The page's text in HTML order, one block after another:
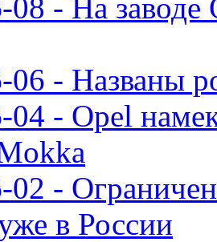
08 - На заводе
06 - Названы
- Opel
02 -
в России